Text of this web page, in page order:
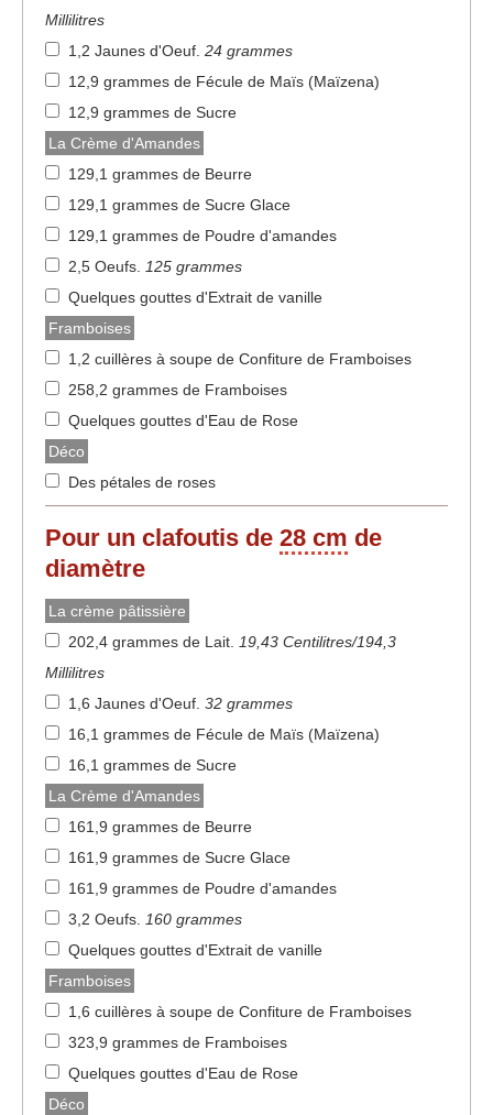
Millilitres
1,2 Jaunes d'Oeuf 24 grammes
12,9 grammes de Fécule de Maïs (Maïzena)
12,9 grammes de Sucre
La Crème d'Amandes
129,1 grammes de Beurre
129,1 grammes de Sucre Glace
129,1 grammes de Poudre d'amandes
2,5 Oeufs
125 grammes
Quelques gouttes d'Extrait de vanille
Framboises
1,2 cuillères à soupe de Confiture de Framboises
258,2 grammes de Framboises
Quelques gouttes d'Eau de Rose
Déco
Des pétales de roses
Pour un clafoutis de 28 cm de
diamètre
La crème pâtissière
202,4 grammes de Lait
19,43 Centilitres/194,3
Millilitres
1,6 Jaunes d'Oeuf 32 grammes
16,1 grammes de Fécule de Maïs (Maïzena)
16,1 grammes de Sucre
La Crème d'Amandes
161,9 grammes de Beurre
161,9 grammes de Sucre Glace
161,9 grammes de Poudre d'amandes
3,2 Oeufs
160 grammes
Quelques gouttes d'Extrait de vanille
Framboises
1,6 cuillères à soupe de Confiture de Framboises
323,9 grammes de Framboises
Quelques gouttes d'Eau de Rose
Déco